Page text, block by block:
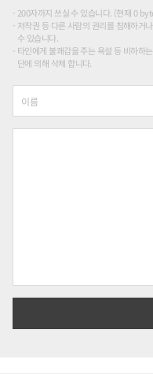
200자까지 쓰실 수 있습니다. (현재 0
저작권 등 다른 사람의 권리를 침해하거
수 있습니다.
타인에게 불쾌감을 주는 욕설 등 비하하
단에 의해 삭제 합니다.